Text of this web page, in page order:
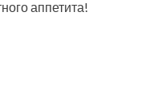
аппетита!